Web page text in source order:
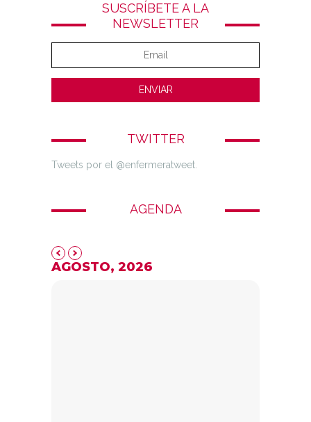
SUSCRÍBETE A LA
NEWSLETTER
TWITTER
Tweets por el @enfermeratweet.
AGENDA
AGOSTO, 2026